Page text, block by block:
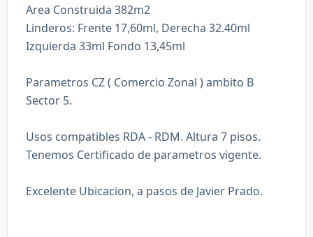
Area Construida 382m2
Linderos: Frente 17,60ml, Derecha 32.40ml
Izquierda 33ml Fondo 13,45ml
Parametros CZ ( Comercio Zonal ) ambito B
Sector 5.
Usos compatibles RDA - RDM. Altura 7 pisos.
Tenemos Certificado de parametros vigente.
Excelente Ubicacion, a pasos de Javier Prado.